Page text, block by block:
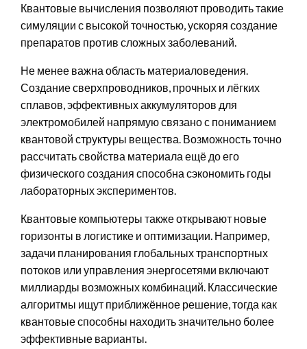
Квантовые вычисления позволяют проводить такие
симуляции с высокой точностью, ускоряя создание
препаратов против сложных заболеваний.
Не менее важна область материаловедения.
Создание сверхпроводников, прочных и лёгких
сплавов, эффективных аккумуляторов для
электромобилей напрямую связано с пониманием
квантовой структуры вещества. Возможность точно
рассчитать свойства материала ещё до его
физического создания способна сэкономить годы
лабораторных экспериментов.
Квантовые компьютеры также открывают новые
горизонты в логистике и оптимизации. Например,
задачи планирования глобальных транспортных
потоков или управления энергосетями включают
миллиарды возможных комбинаций. Классические
алгоритмы ищут приближённое решение, тогда как
квантовые способны находить значительно более
эффективные варианты.